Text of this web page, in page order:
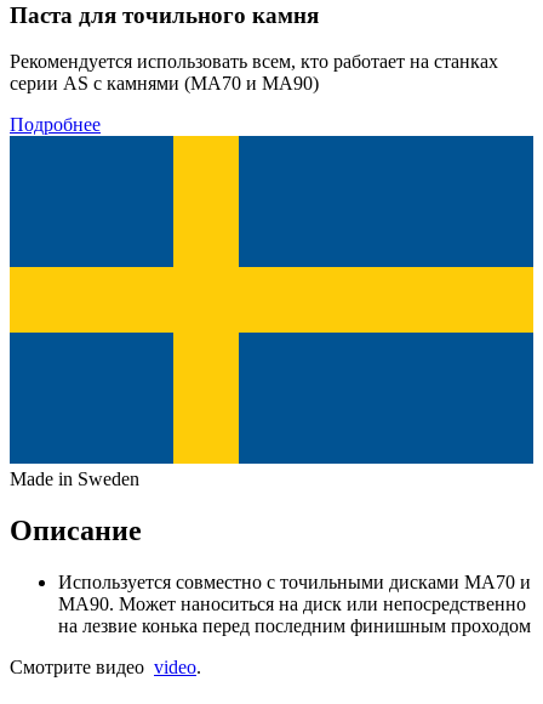
Паста для точильного камня
Рекомендуется использовать всем, кто работает на станках
серии AS с камнями (MA70 и MA90)
Подробнее
Made in Sweden
Описание
Используется совместно с точильными дисками MA70 и
MA90. Может наноситься на диск или непосредственно
на лезвие конька перед последним финишным проходом
Смотрите видео video.